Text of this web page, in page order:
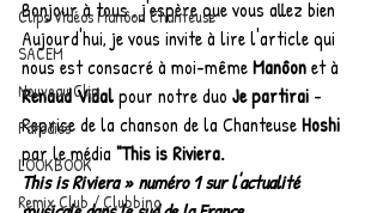
Clips Vidéos Manôon Chanteuse
SACEM
Nouveau Clip
Parodies
LOOKBOOK
Remix Club / Clubbing
Bonjour à tous , j'espère que vous allez bien
Aujourd'hui, je vous invite à lire l'article qui
nous est consacré à moi-même Manôon et à
Renaud Vidal pour notre duo Je partirai -
Reprise de la chanson de la Chanteuse Hoshi
par le média "This is Riviera.
This is Riviera » numéro 1 sur l'actualité